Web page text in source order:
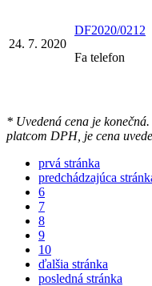
24. 7. 2020
DF2020/0212
Fa telefon
* Uvedená cena je
platcom DPH, je cena
prvá stránka
predchádzajúca
6
7
8
9
10
ďalšia stránka
posledná stránka